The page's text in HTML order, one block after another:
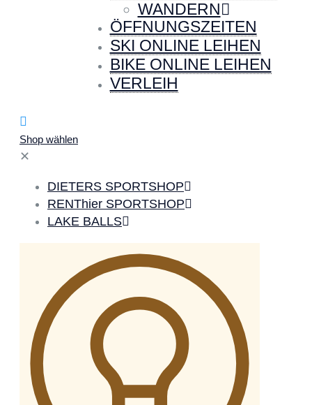
WANDERN
ÖFFNUNGSZEITEN
SKI ONLINE LEIHEN
BIKE ONLINE LEIHEN
VERLEIH
Shop wählen
✕
DIETERS SPORTSHOP
RENThier SPORTSHOP
LAKE BALLS